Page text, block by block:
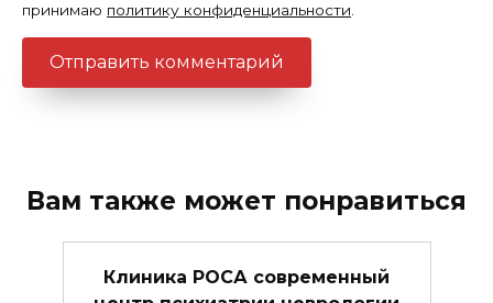
принимаю политику конфиденциальности.
Вам также может понравиться
Клиника РОСА современный